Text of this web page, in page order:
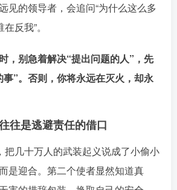
见的领导者，会追问“为什么这么多
反我”。󠄹󠅀󠄪󠄢󠄡󠄦󠄞󠄧󠄣󠄞󠄢󠄡󠄦󠄞󠄡󠄧󠄢󠅬󠅅󠅃󠄵󠅂󠄪󠅗󠅥󠅕󠅣󠅤󠅬󠅄󠄹󠄽󠄵󠄪󠄢󠄠󠄢󠄦󠄝󠄠󠄨󠄝󠄡󠄠󠄐󠄡󠄠󠄪󠄠󠄥󠄪󠄠󠄩󠅬󠅨󠅙󠅑󠅟󠅗󠅒󠄞󠅓󠅟󠅝󠄐󠇕󠆠󠅿󠇖󠆄󠆩󠇕󠅿󠆈󠇗󠆭󠆁󠄐󠇗󠅹󠅸󠇖󠆍󠅳󠇖󠅹󠅰󠇖󠆌󠅹
，别急着解决“提出问题的人”，先
”。否则，你将永远在灭火，却永
往是逃避责任的借口
把几十万人的武装起义说成了小偷小
是迎合。第二个使者显然知道真